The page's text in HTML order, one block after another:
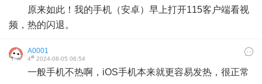
原来如此！我的手机（安卓）早上打开115客户端看视
频，热的闪退。
A0001
4# 2024-08-05 06:54
一般手机不热啊，iOS手机本来就更容易发热，很正常